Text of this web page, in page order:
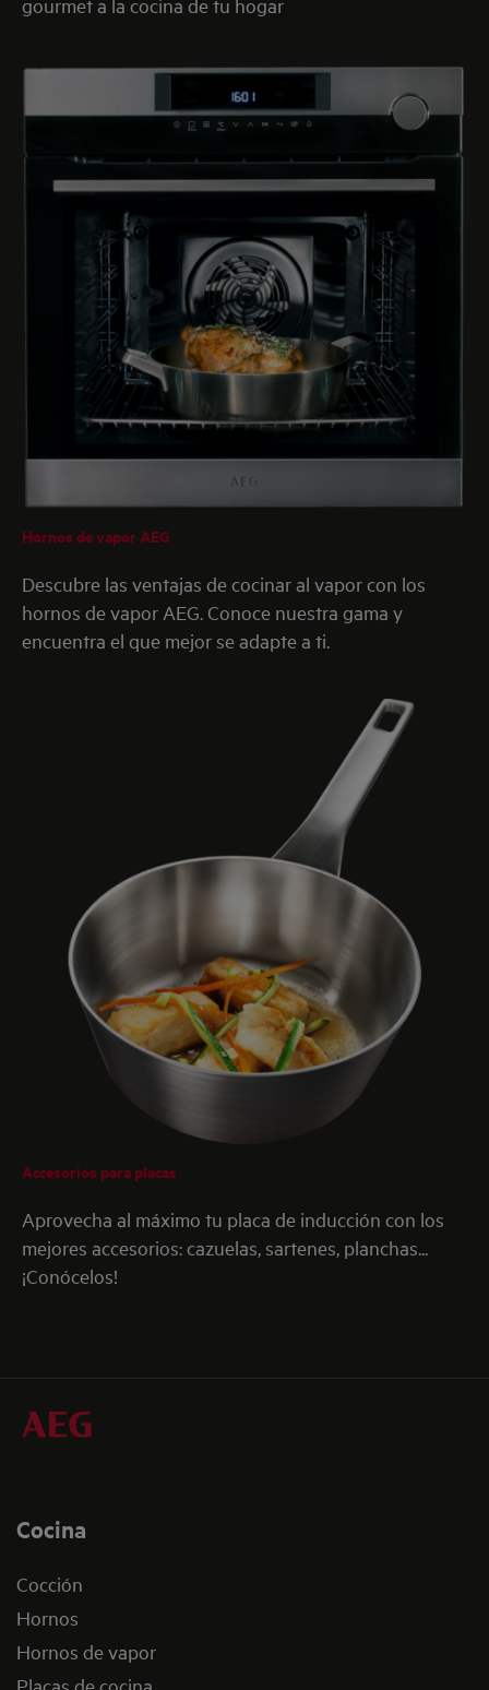
Hornos de vapor AEG
Descubre las ventajas de cocinar al vapor con los
hornos de vapor AEG. Conoce nuestra gama y
encuentra el que mejor se adapte a ti.
Accesorios para placas
Aprovecha al máximo tu placa de inducción con los
mejores accesorios: cazuelas, sartenes, planchas...
¡Conócelos!
Cocina
Cocción
Hornos
Hornos de vapor